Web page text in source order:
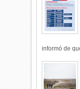
informó de